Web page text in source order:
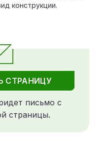
конструкции.
СТРАНИЦУ
письмо с
страницы.